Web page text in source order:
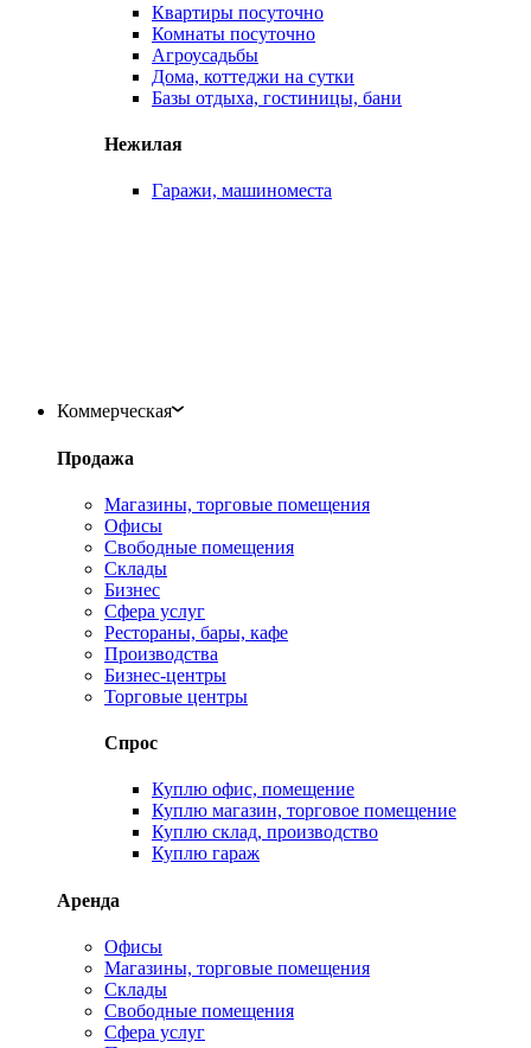
Квартиры посуточно
Комнаты посуточно
Агроусадьбы
Дома, коттеджи на сутки
Базы отдыха, гостиницы, бани
Нежилая
Гаражи, машиноместа
Коммерческая
Продажа
Магазины, торговые помещения
Офисы
Свободные помещения
Склады
Бизнес
Сфера услуг
Рестораны, бары, кафе
Производства
Бизнес-центры
Торговые центры
Спрос
Куплю офис, помещение
Куплю магазин, торговое помещение
Куплю склад, производство
Куплю гараж
Аренда
Офисы
Магазины, торговые помещения
Склады
Свободные помещения
Сфера услуг